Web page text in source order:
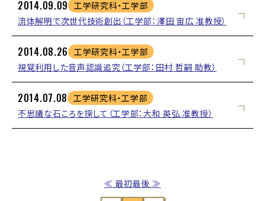
2014.09.09 工学研究科・工学部
流体解明で次世代技術創出（工学部：澤田 宙広 准教授）
2014.08.26 工学研究科・工学部
視覚利用した音声認識追究（工学部：田村 哲嗣 助教）
2014.07.08 工学研究科・工学部
不思議な石ころを探して（工学部：大和 英弘 准教授）
≪ 最初最後 ≫